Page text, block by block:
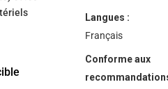
Langues :
Français
Conforme aux